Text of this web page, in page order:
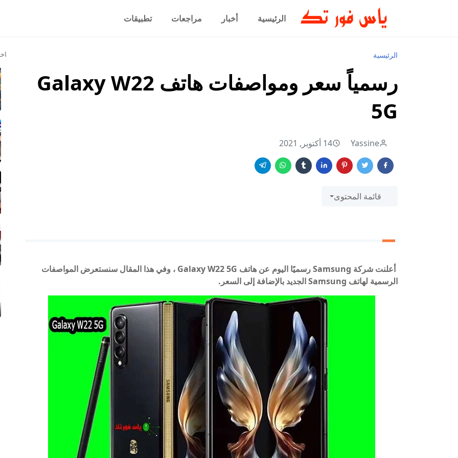
الرئيسية أخبار مراجعات تطبيقات
الرئيسية
رسمياً سعر ومواصفات هاتف Galaxy W22
5G
Yassine 14 أكتوبر, 2021
قائمة المحتوى
أعلنت شركة Samsung رسميًا اليوم عن هاتف Galaxy W22 5G ، وفي هذا المقال سنستعرض المواصفات
الرسمية لهاتف Samsung الجديد بالإضافة إلى السعر.